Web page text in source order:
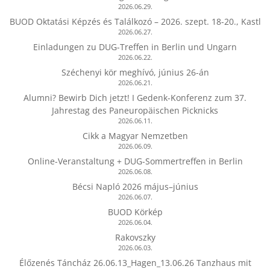
2026.06.29.
BUOD Oktatási Képzés és Találkozó – 2026. szept. 18-20., Kastl
2026.06.27.
Einladungen zu DUG-Treffen in Berlin und Ungarn
2026.06.22.
Széchenyi kör meghívó, június 26-án
2026.06.21.
Alumni? Bewirb Dich jetzt! I Gedenk-Konferenz zum 37.
Jahrestag des Paneuropäischen Picknicks
2026.06.11.
Cikk a Magyar Nemzetben
2026.06.09.
Online-Veranstaltung + DUG-Sommertreffen in Berlin
2026.06.08.
Bécsi Napló 2026 május–június
2026.06.07.
BUOD Körkép
2026.06.04.
Rakovszky
2026.06.03.
Élőzenés Táncház 26.06.13_Hagen_13.06.26 Tanzhaus mit